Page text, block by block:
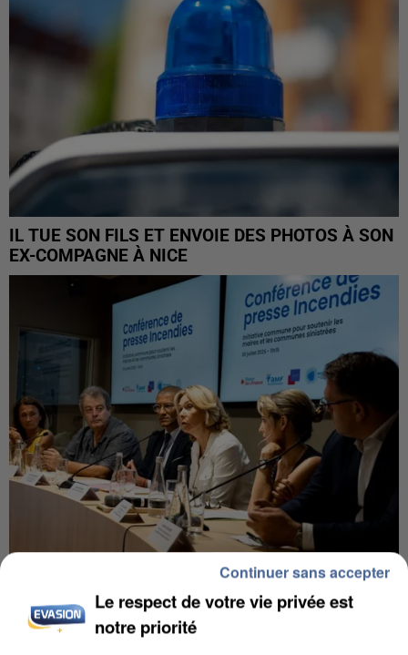
IL TUE SON FILS ET ENVOIE DES PHOTOS À SON
EX-COMPAGNE À NICE
INCENDIES : L’ÎLE-DE-FRANCE LANCE UN ÉLAN
DE SOLIDARITÉ AVEC LES...
Le respect de votre vie privée est
notre priorité
Continuer sans accepter